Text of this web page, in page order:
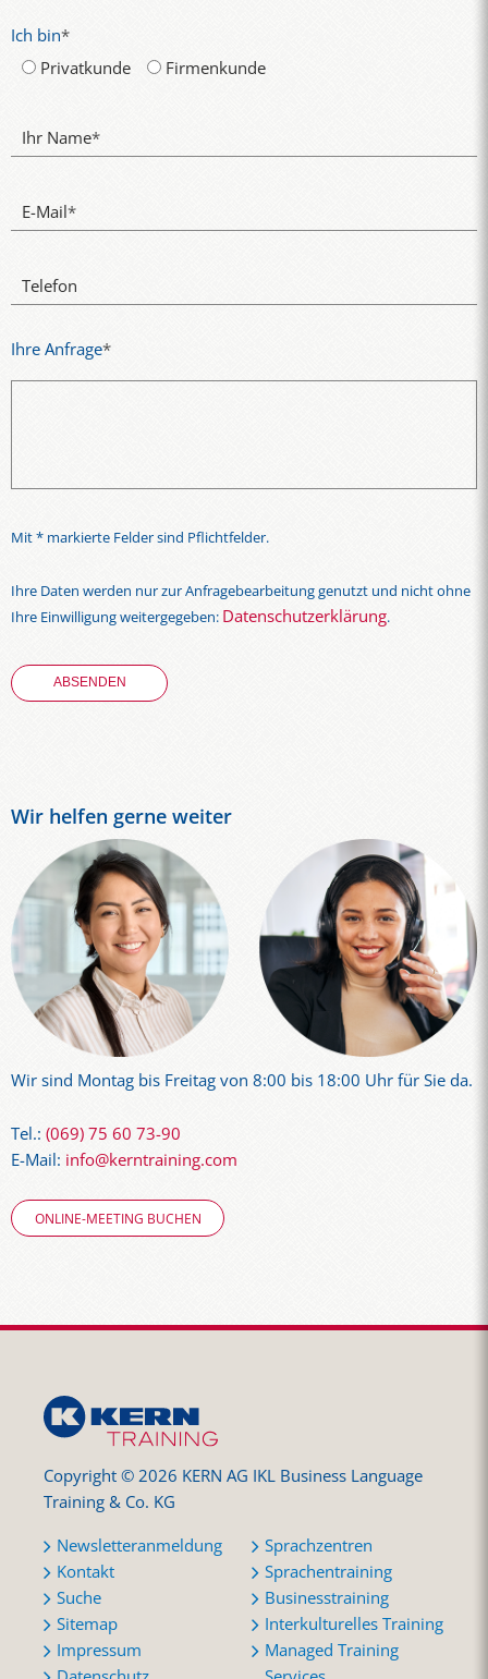
Ich bin*
Privatkunde
Firmenkunde
Ihr Name*
E-Mail*
Telefon
Ihre Anfrage*
Mit * markierte Felder sind Pflichtfelder.
Ihre Daten werden nur zur Anfragebearbeitung genutzt und nicht ohne
Ihre Einwilligung weitergegeben: Datenschutzerklärung.
Wir helfen gerne weiter
Wir sind Montag bis Freitag von 8:00 bis 18:00 Uhr für Sie da.
Tel.: (069) 75 60 73-90
E-Mail: info@kerntraining.com
ONLINE-MEETING BUCHEN
Copyright © 2026 KERN AG IKL Business Language
Training & Co. KG
Newsletteranmeldung
Kontakt
Suche
Sitemap
Impressum
Sprachzentren
Sprachentraining
Businesstraining
Interkulturelles Training
Managed Training